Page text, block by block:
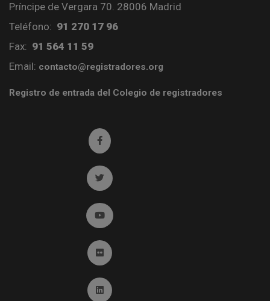
Príncipe de Vergara 70. 28006 Madrid
Teléfono: 91 270 17 96
Fax: 91 564 11 59
Email: contacto@registradores.org
Registro de entrada del Colegio de registradores
Ir a facebook (abre en ventana nueva)
Ir a twitter (abre en ventana nueva)
Ir a YouTube (abre en ventana nueva)
Ir a Flickr (abre en ventana nueva)
Ir a Linkedin (abre en ventana nueva)